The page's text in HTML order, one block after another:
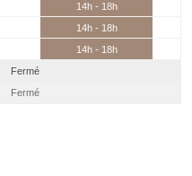
14h - 18h
14h - 18h
14h - 18h
Fermé
Fermé